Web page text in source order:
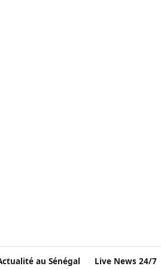
au Sénégal Live News 24/7